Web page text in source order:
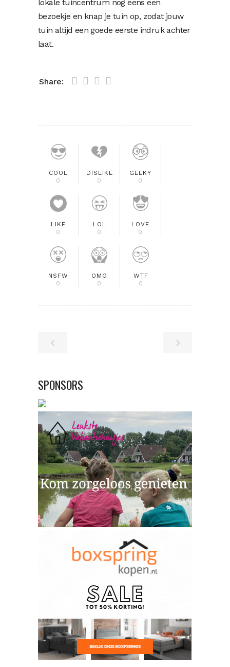
lokale tuincentrum nog eens een
bezoekje en knap je tuin op, zodat jouw
tuin altijd een goede eerste indruk achter
laat.
Share:
COOL
0
DISLIKE
0
GEEKY
0
LIKE
0
LOL
0
LOVE
0
NSFW
0
OMG
0
WTF
0
SPONSORS